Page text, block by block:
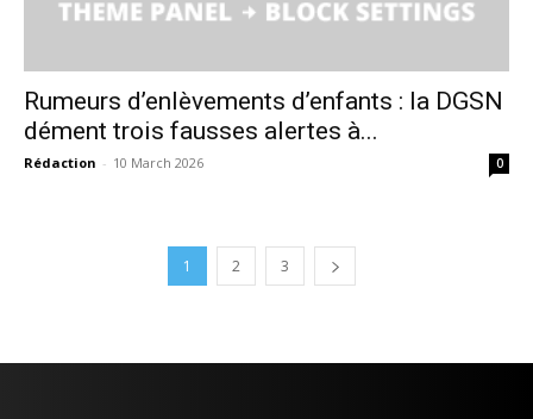
Rumeurs d’enlèvements d’enfants : la DGSN
dément trois fausses alertes à...
Rédaction - 10 March 2026 0
1 2 3